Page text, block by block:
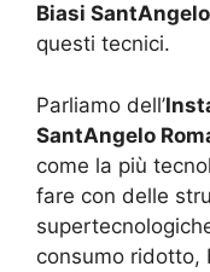
Biasi
questi tecnici.
Parliamo dell’
SantAngelo
come la più
fare con delle
consumo ridotto,